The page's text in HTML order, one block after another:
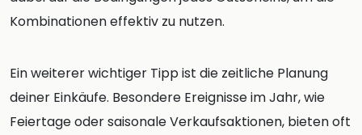
Kombinationen effektiv zu nutzen.
Ein weiterer wichtiger Tipp ist die zeitliche Planung
deiner Einkäufe. Besondere Ereignisse im Jahr, wie
Feiertage oder saisonale Verkaufsaktionen, bieten oft